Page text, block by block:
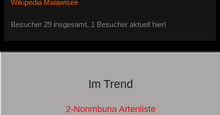
Wikipedia Malawisee
Besucher 29 insgesamt, 1 Besucher aktuell hier!
Im Trend
2-Nonmbuna Artenliste